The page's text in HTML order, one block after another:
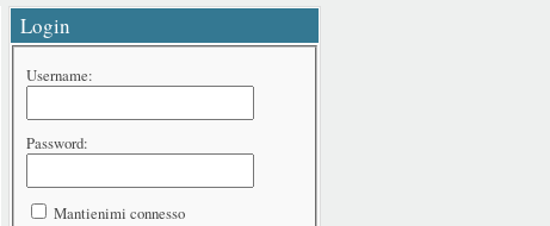
Login
Username:
Password:
Mantienimi connesso